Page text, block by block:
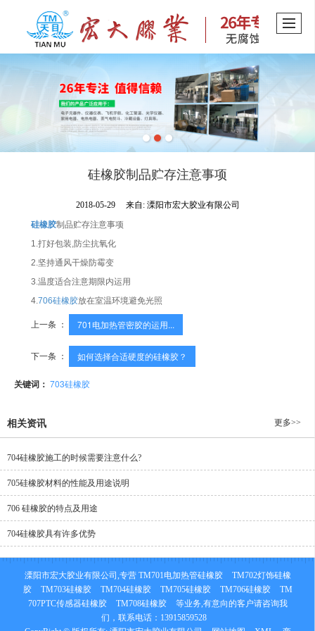
硅橡胶制品贮存注意事项
2018-05-29 来自: 溧阳市宏大胶业有限公司
硅橡胶制品贮存注意事项
1.打好包装,防尘抗氧化
2.坚持通风干燥防霉变
3.温度适合注意期限内运用
4.706硅橡胶放在室温环境避免光照
上一条 ： 701电加热管密胶的运用...
下一条 ： 如何选择合适硬度的硅橡胶？
关键词： 703硅橡胶
相关资讯 更多>>
704硅橡胶施工的时候需要注意什么?
705硅橡胶材料的性能及用途说明
706 硅橡胶的特点及用途
704硅橡胶具有许多优势
溧阳市宏大胶业有限公司,专营 TM701电加热管硅橡胶
TM702灯饰硅橡
胶
TM703硅橡胶 TM704硅橡胶 TM705硅橡胶 TM706硅橡胶
TM
707PTC传感器硅橡胶
TM708硅橡胶
等业务,有意向的客户请咨询我
们，联系电话： 13915859528